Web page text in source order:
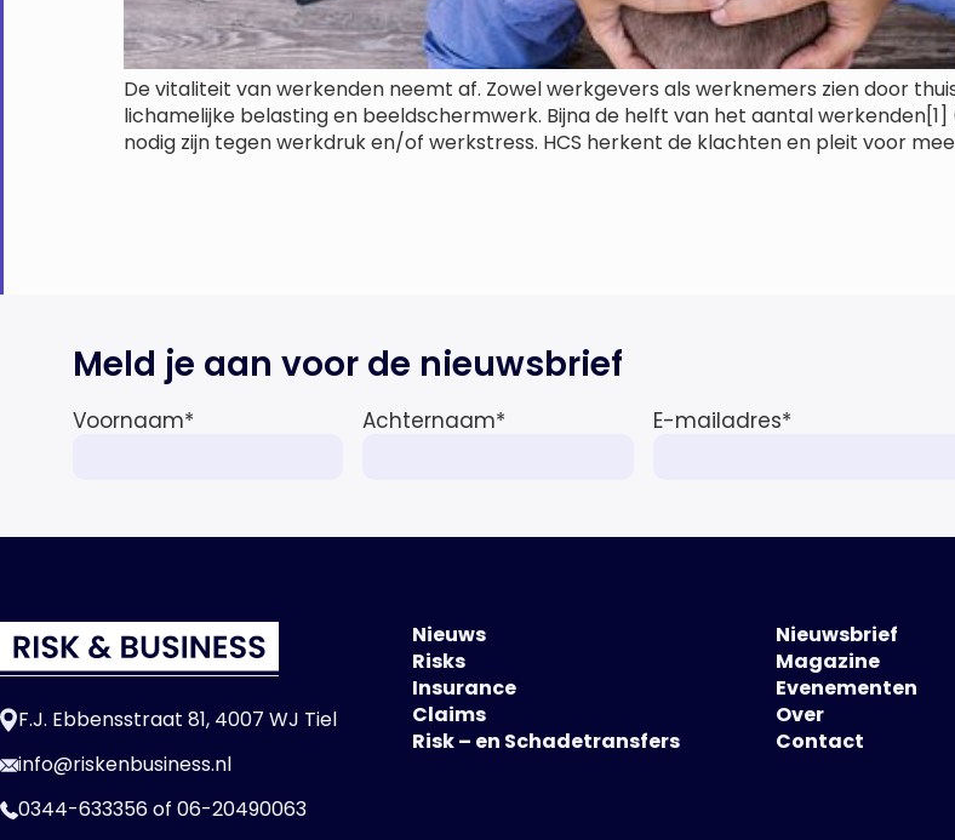
De vitaliteit van werkenden neemt af. Zowel werkgevers als werknemers zien door
lichamelijke belasting en beeldschermwerk. Bijna de helft van het aantal
nodig zijn tegen werkdruk en/of werkstress. HCS herkent de klachten en pleit voor
Meld je aan voor de nieuwsbrief
Voornaam* Achternaam* E-mailadres*
F.J. Ebbensstraat 81, 4007 WJ Tiel
info@riskenbusiness.nl
0344-633356of 06-20490063
Nieuws
Risks
Insurance
Claims
Risk – en Schadetransfers
Nieuwsbrief
Magazine
Evenementen
Over
Contact